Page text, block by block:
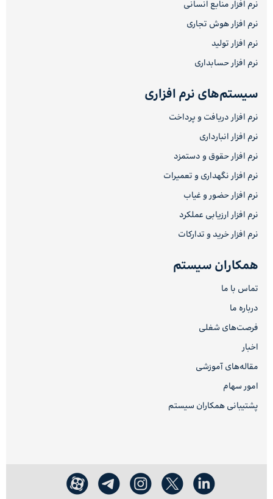
نرم افزار منابع انسانی
نرم افزار هوش تجاری
نرم افزار تولید
نرم افزار حسابداری
سیستم‌های نرم افزاری
نرم افزار دریافت و پرداخت
نرم افزار انبارداری
نرم افزار حقوق و دستمزد
نرم افزار نگهداری و تعمیرات
نرم افزار حضور و غیاب
نرم افزار ارزیابی عملکرد
نرم افزار خرید و تدارکات
همکاران سیستم
تماس با ما
درباره ما
فرصت‌های شغلی
اخبار
مقاله‌های آموزشی
امور سهام
پشتیبانی همکاران سیستم